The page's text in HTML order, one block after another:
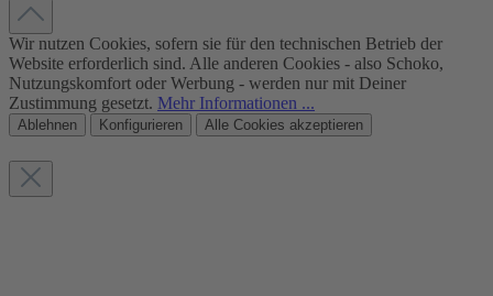
Wir nutzen Cookies, sofern sie für den technischen Betrieb der
Website erforderlich sind. Alle anderen Cookies - also Schoko,
Nutzungskomfort oder Werbung - werden nur mit Deiner
Zustimmung gesetzt. Mehr Informationen ...
Ablehnen Konfigurieren Alle Cookies akzeptieren